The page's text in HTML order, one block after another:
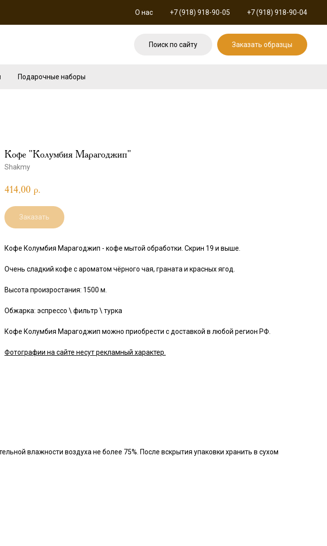
О нас +7 (918) 918-90-05 +7 (918) 918-90-04
Поиск по сайту Заказать образцы
Подарочные наборы
Кофе "Колумбия Марагоджип"
Shakmy
414,00 р.
Заказать
Кофе Колумбия Марагоджип - кофе мытой обработки. Скрин 19 и выше.
Очень сладкий кофе с ароматом чёрного чая, граната и красных ягод.
Высота произростания: 1500 м.
Обжарка: эспрессо \ фильтр \ турка
Кофе Колумбия Марагоджип можно приобрести с доставкой в любой регион РФ.
Фотографии на сайте несут рекламный характер.
влажности воздуха не более 75%. После вскрытия упаковки хранить в сухом